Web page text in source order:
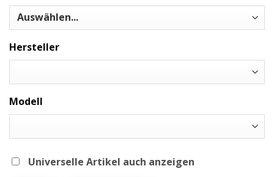
Hersteller
Modell
Universelle Artikel auch anzeigen